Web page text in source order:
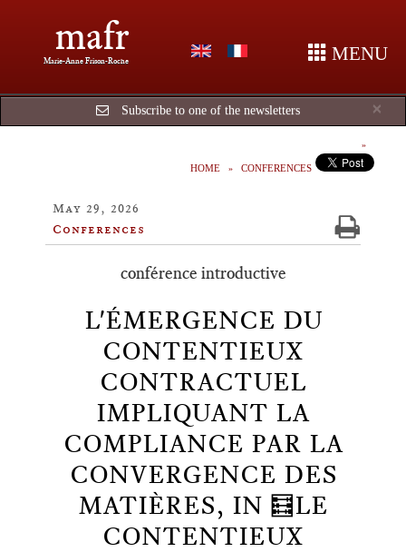
mafr
Marie-Anne Frison-Roche MENU
×
Subscribe to one of the newsletters
HOME CONFERENCES
May 29, 2026
Conferences
conférence introductive
L'ÉMERGENCE DU
CONTENTIEUX
CONTRACTUEL
IMPLIQUANT LA
COMPLIANCE PAR LA
CONVERGENCE DES
MATIÈRES, IN 🧮LE
CONTENTIEUX